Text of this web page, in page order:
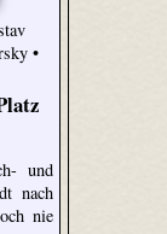
•
und
nach
nie